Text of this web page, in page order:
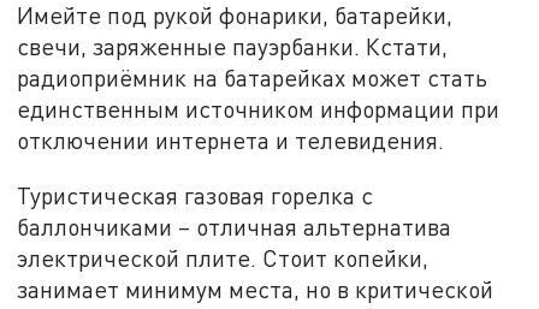
Имейте под рукой фонарики, батарейки,
свечи, заряженные пауэрбанки. Кстати,
радиоприёмник на батарейках может стать
единственным источником информации при
отключении интернета и телевидения.
Туристическая газовая горелка с
баллончиками – отличная альтернатива
электрической плите. Стоит копейки,
занимает минимум места, но в критической